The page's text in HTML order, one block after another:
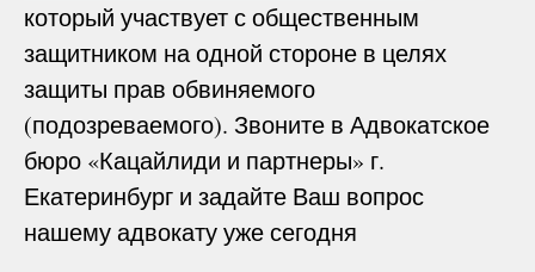
который участвует с общественным
защитником на одной стороне в целях
защиты прав обвиняемого
(подозреваемого). Звоните в Адвокатское
бюро «Кацайлиди и партнеры» г.
Екатеринбург и задайте Ваш вопрос
нашему адвокату уже сегодня